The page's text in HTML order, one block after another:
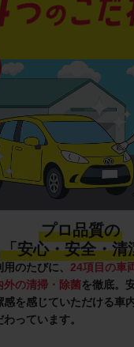
プロ品質の
「安心・安全・清
用のたびに、 24項目の車
外の清掃・除菌を徹底。
感を感じていただける車
わっています。